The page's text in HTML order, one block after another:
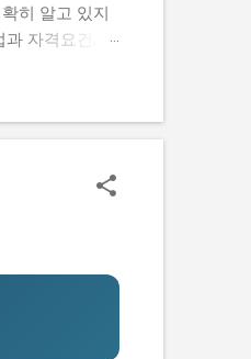
히 알고 있지
자격요건, 지
사람들의 공통
자격요건, 지원
수 있을까? 신
하는 초기 기
마련할 수 있어